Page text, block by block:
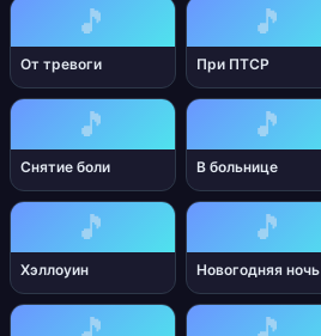
🎵
От тревоги
🎵
При ПТСР
🎵
Снятие боли
🎵
В больнице
🎵
Хэллоуин
🎵
Новогодняя ночь